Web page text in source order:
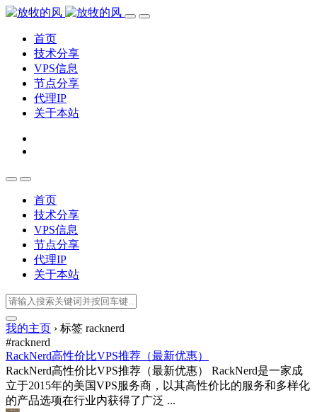
首页
技术分享
VPS信息
节点分享
代理IP
关于本站
首页
技术分享
VPS信息
节点分享
代理IP
关于本站
我的主页 › 标签 racknerd
#racknerd
RackNerd高性价比VPS推荐（最新优惠）
RackNerd高性价比VPS推荐（最新优惠） RackNerd是一家成
立于2015年的美国VPS服务商，以其高性价比的服务和多样化
的产品选项在行业内获得了广泛 ...